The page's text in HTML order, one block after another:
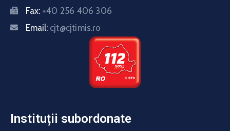
Fax: +40 256 406 306
Email: cjt@cjtimis.ro
Instituții subordonate